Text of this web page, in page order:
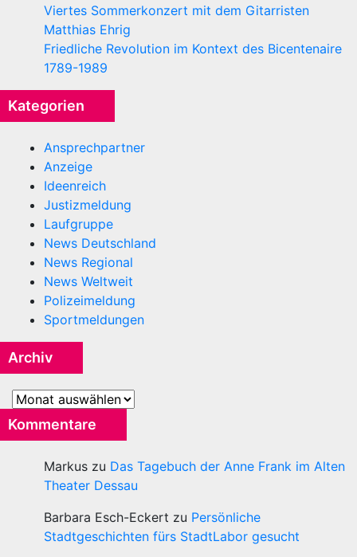
Viertes Sommerkonzert mit dem Gitarristen
Matthias Ehrig
Friedliche Revolution im Kontext des Bicentenaire
1789-1989
Kategorien
Ansprechpartner
Anzeige
Ideenreich
Justizmeldung
Laufgruppe
News Deutschland
News Regional
News Weltweit
Polizeimeldung
Sportmeldungen
Archiv
Archiv
Kommentare
Markus zu Das Tagebuch der Anne Frank im Alten
Theater Dessau
Barbara Esch-Eckert zu Persönliche
Stadtgeschichten fürs StadtLabor gesucht